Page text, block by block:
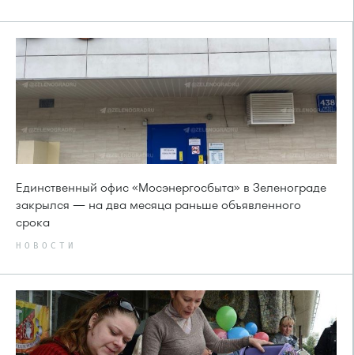
Единственный офис «Мосэнергосбыта» в Зеленограде
закрылся — на два месяца раньше объявленного
срока
НОВОСТИ